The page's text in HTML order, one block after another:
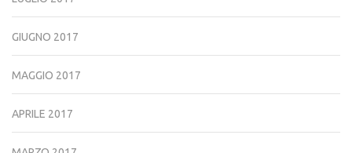
GIUGNO 2017
MAGGIO 2017
APRILE 2017